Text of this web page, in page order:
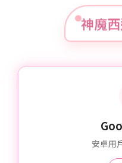
神魔
安卓用